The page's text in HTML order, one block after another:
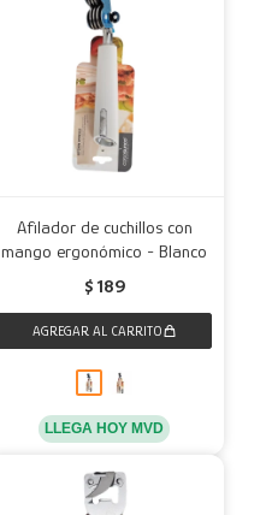
Afilador de cuchillos con
mango ergonómico - Blanco
$ 189
LLEGA HOY MVD